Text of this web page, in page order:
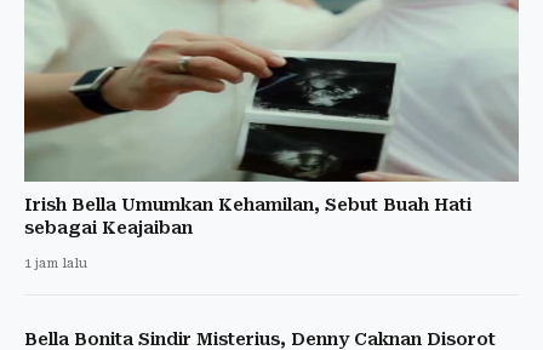
Irish Bella Umumkan Kehamilan, Sebut Buah Hati
sebagai Keajaiban
1 jam lalu
Bella Bonita Sindir Misterius, Denny Caknan Disorot